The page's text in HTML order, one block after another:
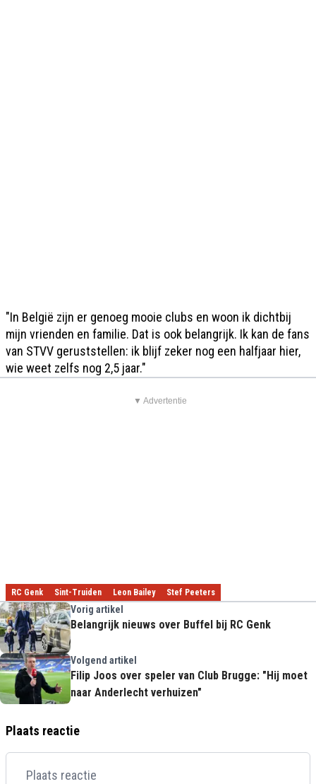
"In België zijn er genoeg mooie clubs en woon ik dichtbij
mijn vrienden en familie. Dat is ook belangrijk. Ik kan de fans
van STVV geruststellen: ik blijf zeker nog een halfjaar hier,
wie weet zelfs nog 2,5 jaar."
▼ Advertentie
RC Genk Sint-Truiden Leon Bailey Stef Peeters
Vorig artikel
Belangrijk nieuws over Buffel bij RC Genk
Volgend artikel
Filip Joos over speler van Club Brugge: "Hij moet
naar Anderlecht verhuizen"
Plaats reactie